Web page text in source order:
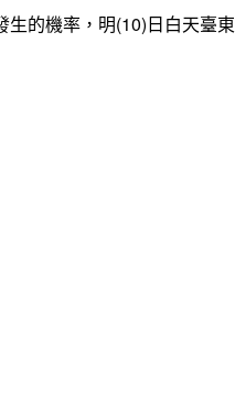
的機率，明(10)日白天